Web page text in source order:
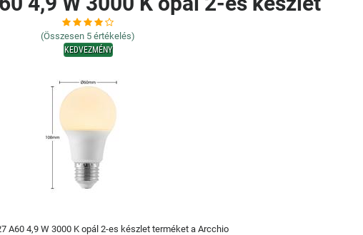
(Összesen 5 értékelés)
KEDVEZMÉNY
A60 4,9 W 3000 K opál 2-es készlet terméket a Arcchio